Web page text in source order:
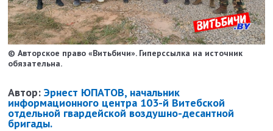
© Авторское право «Витьбичи». Гиперссылка на источник
обязательна.
Автор:Эрнест ЮПАТОВ, начальник
информационного центра 103-й Витебской
отдельной гвардейской воздушно-десантной
бригады.